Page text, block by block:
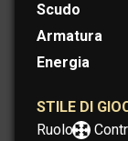
Scudo
Armatura
Energia
STILE DI
Ruolo: